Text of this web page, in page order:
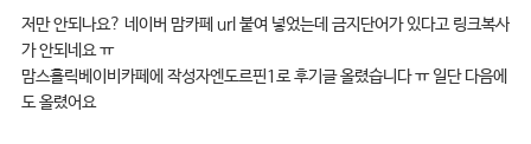
저만 안되나요? 네이버 맘카페 url 붙여 넣었는데 금지단어가 있다고 링크복사
가 안되네요 ㅠ
맘스홀릭베이비카페에 작성자엔도르핀1로 후기글 올렸습니다 ㅠ 일단 다음에
도 올렸어요